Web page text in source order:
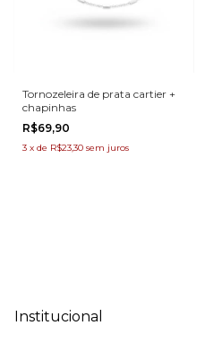
Tornozeleira de prata cartier +
chapinhas
R$69,90
3 x de R$23,30 sem juros
Institucional